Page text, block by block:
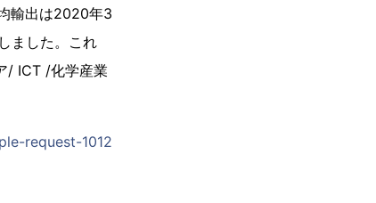
輸出は2020年3
ました。これ
/ ICT /化学産業
request-1012